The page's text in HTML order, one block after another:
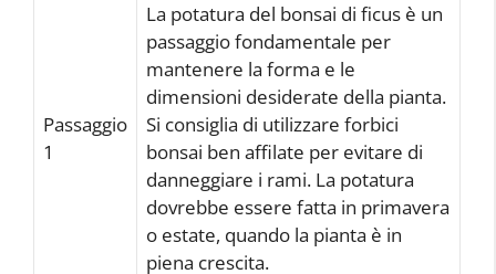
Passaggio
1
La potatura del bonsai di ficus è un
passaggio fondamentale per
mantenere la forma e le
dimensioni desiderate della pianta.
Si consiglia di utilizzare forbici
bonsai ben affilate per evitare di
danneggiare i rami. La potatura
dovrebbe essere fatta in primavera
o estate, quando la pianta è in
piena crescita.